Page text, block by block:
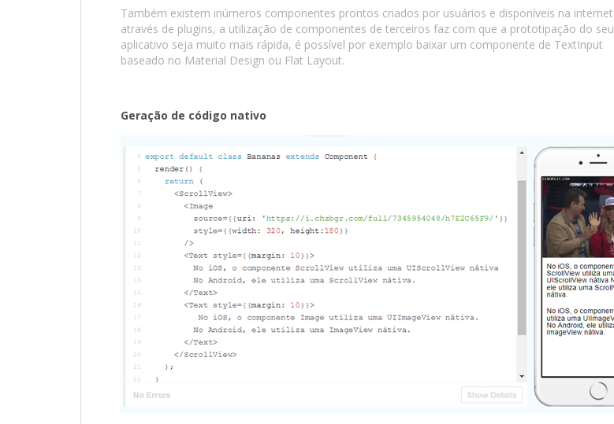
Também existem inúmeros componentes prontos criados por usuários e disponíveis na internet
através de plugins, a utilização de componentes de terceiros faz com que a prototipação do seu
aplicativo seja muito mais rápida, é possível por exemplo baixar um componente de TextInput
baseado no Material Design ou Flat Layout.
Geração de código nativo